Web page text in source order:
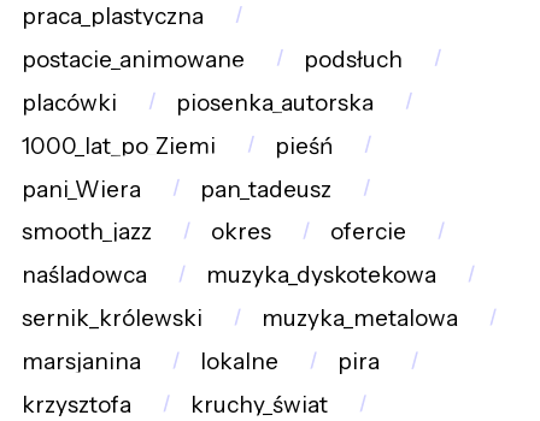
praca_plastyczna
postacie_animowane
podsłuch
placówki
piosenka_autorska
1000_lat_po_Ziemi
pieśń
pani_Wiera
pan_tadeusz
smooth_jazz
okres
ofercie
naśladowca
muzyka_dyskotekowa
sernik_królewski
muzyka_metalowa
marsjanina
lokalne
pira
krzysztofa
kruchy_świat